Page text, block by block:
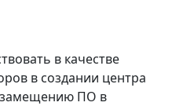
в качестве
в создании центра
ПО в